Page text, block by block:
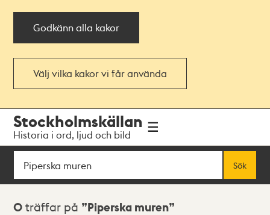
Godkänn alla kakor
Välj vilka kakor vi får använda
navigationen
huvudinnehållet
Stockholmskällan
Historia i ord, ljud och bild
Sök
Sök
Sökresultat
0 träffar på Piperska muren